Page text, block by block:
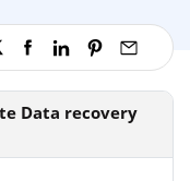
Data recovery